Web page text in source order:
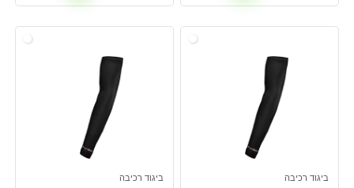
ביגוד רכיבה ביגוד רכיבה